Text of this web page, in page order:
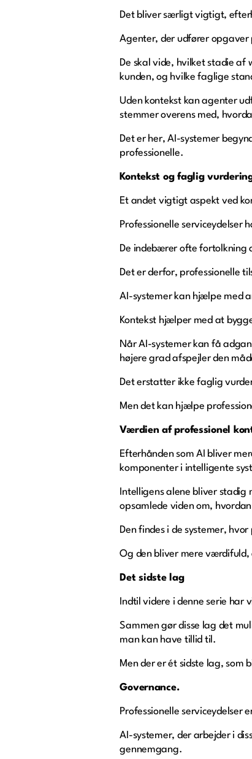
Det bliver særligt vigtigt,
Agenter, der udfører
De skal vide, hvilket stadie
kunden, og hvilke faglige
Uden kontekst kan agenter
stemmer overens med,
Det er her, AI-systemer
professionelle.
Kontekst og faglig
Et andet vigtigt aspekt ved
Professionelle serviceydelser
De indebærer ofte fortolkning
Det er derfor, professionelle
AI-systemer kan hjælpe med
Kontekst hjælper med at
Når AI-systemer kan få
højere grad afspejler den
Det erstatter ikke faglig
Men det kan hjælpe
Værdien af professionel
Efterhånden som AI bliver
komponenter i intelligente
Intelligens alene bliver
opsamlede viden om,
Den findes i de systemer,
Og den bliver mere værdifuld,
Det sidste lag
Indtil videre i denne serie har
Sammen gør disse lag det
man kan have tillid til.
Men der er ét sidste lag, som
Governance.
Professionelle serviceydelser
AI-systemer, der arbejder i
gennemgang.